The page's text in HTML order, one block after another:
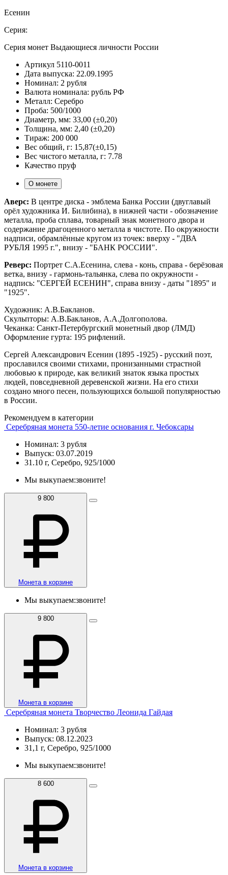
Есенин
Серия:
Серия монет Выдающиеся личности России
Артикул 5110-0011
Дата выпуска: 22.09.1995
Номинал: 2 рубля
Валюта номинала: рубль РФ
Металл: Серебро
Проба: 500/1000
Диаметр, мм: 33,00 (±0,20)
Толщина, мм: 2,40 (±0,20)
Тираж: 200 000
Вес общий, г: 15,87(±0,15)
Вес чистого металла, г: 7.78
Качество пруф
О монете
Аверс: В центре диска - эмблема Банка России (двуглавый
орёл художника И. Билибина), в нижней части - обозначение
металла, проба сплава, товарный знак монетного двора и
содержание драгоценного металла в чистоте. По окружности
надписи, обрамлённые кругом из точек: вверху - "ДВА
РУБЛЯ 1995 г.", внизу - "БАНК РОССИИ".
Реверс: Портрет С.А.Есенина, слева - конь, справа - берёзовая
ветка, внизу - гармонь-тальянка, слева по окружности -
надпись: "СЕРГЕЙ ЕСЕНИН", справа внизу - даты "1895" и
"1925".
Художник: А.В.Бакланов.
Скульпторы: А.В.Бакланов, А.А.Долгополова.
Чеканка: Санкт-Петербургский монетный двор (ЛМД)
Оформление гурта: 195 рифлений.
Сергей Александрович Есенин (1895 -1925) - русский поэт,
прославился своими стихами, пронизанными страстной
любовью к природе, как великий знаток языка простых
людей, повседневной деревенской жизни. На его стихи
создано много песен, пользующихся большой популярностью
в России.
Рекомендуем в категории
Серебряная монета 550-летие основания г. Чебоксары
Номинал: 3 рубля
Выпуск: 03.07.2019
31.10 г, Серебро, 925/1000
Мы выкупаем:звоните!
9 800
Монета в корзине
Мы выкупаем:звоните!
9 800
Монета в корзине
Серебряная монета Творчество Леонида Гайдая
Номинал: 3 рубля
Выпуск: 08.12.2023
31,1 г, Серебро, 925/1000
Мы выкупаем:звоните!
8 600
Монета в корзине